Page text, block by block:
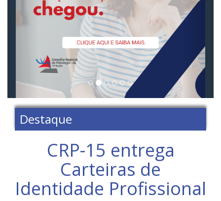
Destaque
CRP-15 entrega
Carteiras de
Identidade Profissional